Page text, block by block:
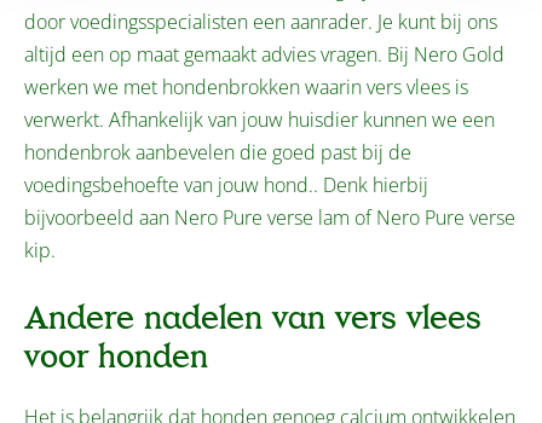
door voedingsspecialisten een aanrader. Je kunt bij ons
altijd een op maat gemaakt advies vragen. Bij Nero Gold
werken we met hondenbrokken waarin vers vlees is
verwerkt. Afhankelijk van jouw huisdier kunnen we een
hondenbrok aanbevelen die goed past bij de
voedingsbehoefte van jouw hond.. Denk hierbij
bijvoorbeeld aan Nero Pure verse lam of Nero Pure verse
kip.
Andere nadelen van vers vlees
voor honden
Het is belangrijk dat honden genoeg calcium ontwikkelen